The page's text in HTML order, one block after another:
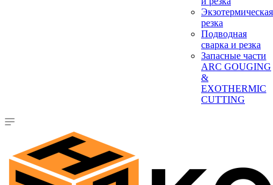
Экзотермическая
резка
Подводная
сварка и резка
Запасные части
ARC GOUGING
&
EXOTHERMIC
CUTTING